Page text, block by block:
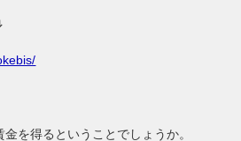
を得るということでしょうか。